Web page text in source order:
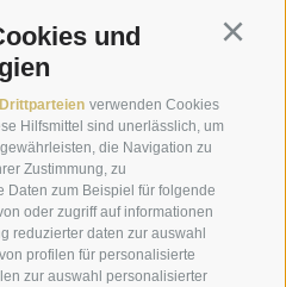
und
verwenden Cookies
Hilfsmittel sind unerlässlich, um
die Navigation zu
Zustimmung, zu
Daten zum Beispiel für folgende
oder zugriff auf informationen
reduzierter daten zur auswahl
profilen für personalisierte
zur auswahl personalisierter
für dich da